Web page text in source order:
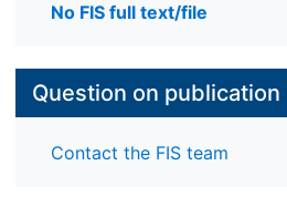
No FIS full text/file
Question on publication
Contact the FIS team